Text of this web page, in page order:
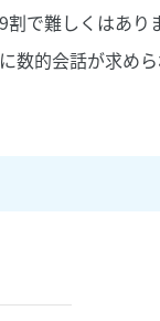
で難しくはあり
的会話が求め